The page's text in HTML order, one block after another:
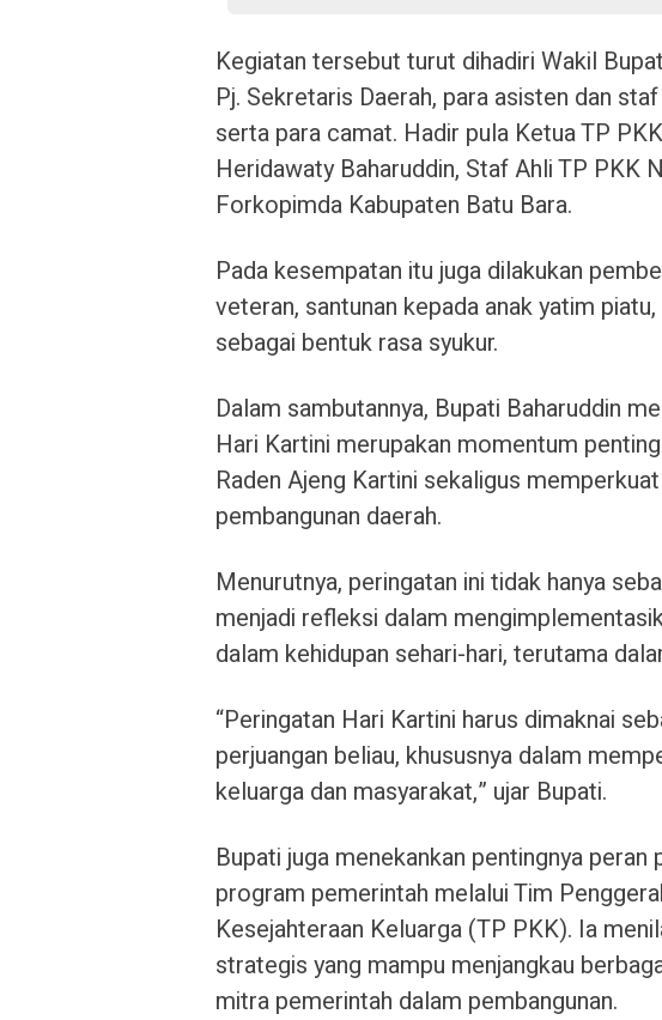
Kegiatan tersebut turut dihadiri Wakil
Pj. Sekretaris Daerah, para asisten dan
serta para camat. Hadir pula Ketua TP
Heridawaty Baharuddin, Staf Ahli TP PKK
Forkopimda Kabupaten Batu Bara.
Pada kesempatan itu juga dilakukan
veteran, santunan kepada anak yatim
sebagai bentuk rasa syukur.
Dalam sambutannya, Bupati Baharuddin
Hari Kartini merupakan momentum
Raden Ajeng Kartini sekaligus
pembangunan daerah.
Menurutnya, peringatan ini tidak hanya
menjadi refleksi dalam
dalam kehidupan sehari-hari, terutama
“Peringatan Hari Kartini harus dimaknai
perjuangan beliau, khususnya dalam
keluarga dan masyarakat,” ujar Bupati.
Bupati juga menekankan pentingnya
program pemerintah melalui Tim
Kesejahteraan Keluarga (TP PKK). Ia
strategis yang mampu menjangkau
mitra pemerintah dalam pembangunan.